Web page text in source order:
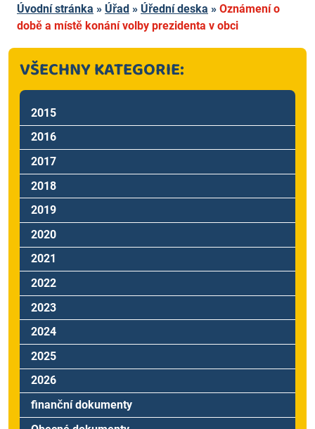
Úvodní stránka » Úřad » Úřední deska » Oznámení o
době a místě konání volby prezidenta v obci
VŠECHNY KATEGORIE:
2015
2016
2017
2018
2019
2020
2021
2022
2023
2024
2025
2026
finanční dokumenty